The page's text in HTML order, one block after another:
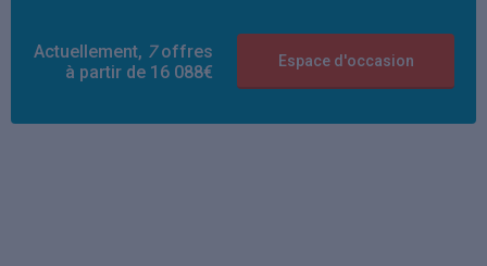
Actuellement, 7offres
à partir de 16 088€
Espace d'occasion